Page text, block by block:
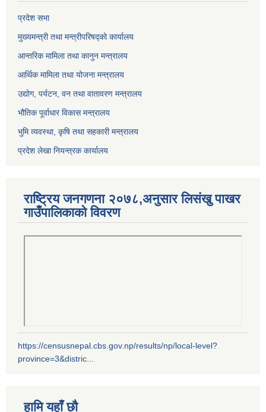
प्रदेश सभा
मुख्यमन्त्री तथा मन्त्रीपरिषद्को कार्यालय
आन्तरिक मामिला तथा कानुन मन्त्रालय
आर्थिक मामिला तथा योजना मन्त्रालय
उद्योग, पर्यटन, वन तथा वातावरण मन्त्रालय
भौतिक पूर्वाधार विकास मन्त्रालय
भुमि व्यवस्था, कृषि तथा सहकारी मन्त्रालय
प्रदेश लेखा नियन्त्रक कार्यालय
राष्ट्रिय जनगणना २०७८,अनुसार लिसंखु पाखर
गाउँपालिकाको विवरण
https://censusnepal.cbs.gov.np/results/np/local-level?
province=3&distric...
हामि यहाँ छौ